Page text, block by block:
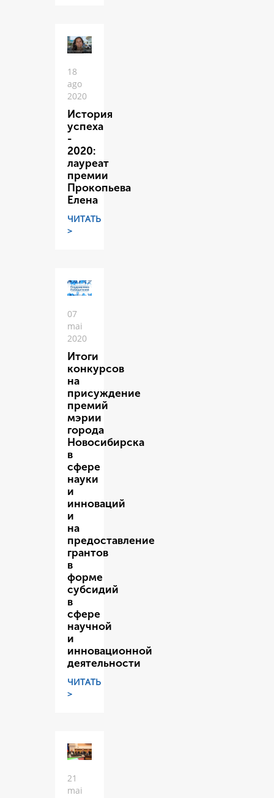
18
ago
2020
История
успеха
-
2020:
лауреат
премии
Прокопьева
Елена
ЧИТАТЬ
>
07
mai
2020
Итоги
конкурсов
на
присуждение
премий
мэрии
города
Новосибирска
в
сфере
науки
и
инноваций
и
на
предоставление
грантов
в
форме
субсидий
в
сфере
научной
и
инновационной
деятельности
ЧИТАТЬ
>
21
mai